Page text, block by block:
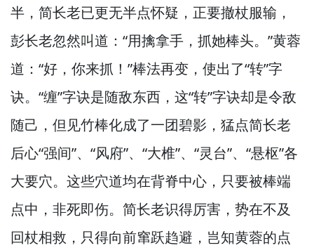
半， 简长老已更无半点怀疑， 正要撤杖服输，
彭长老忽然叫道：“用擒拿手， 抓她棒头。”黄蓉
道：“好， 你来抓！”棒法再变， 使出了“转”字
诀。 “缠”字诀是随敌东西， 这“转”字诀却是令敌
随己， 但见竹棒化成了一团碧影， 猛点简长老
后心“强间”、“风府”、“大椎”、“灵台”、“悬枢”各
大要穴。 这些穴道均在背脊中心， 只要被棒端
点中， 非死即伤。 简长老识得厉害， 势在不及
回杖相救， 只得向前窜跃趋避， 岂知黄蓉的点